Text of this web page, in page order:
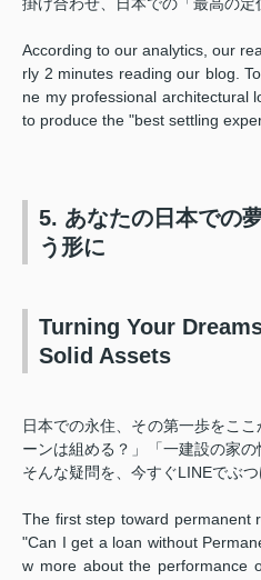
According to our analytics, our
rly 2 minutes reading our blog.
ne my professional architectural
to produce the "best settling
5. あなたの日本での
う形に
Turning Your
Solid Assets
日本での永住、その第一歩をこ
ーンは組める？」「一建設の家の
そんな疑問を、今すぐLINEでぶつ
The first step toward permanent
"Can I get a loan without
w more about the performance